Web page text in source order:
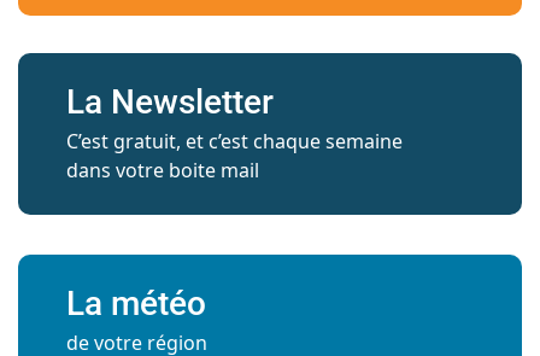
La Newsletter
C’est gratuit, et c’est chaque semaine
dans votre boite mail
La météo
de votre région